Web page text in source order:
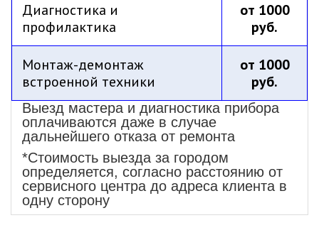
Диагностика и
профилактика
от 1000
руб.
Монтаж-демонтаж
встроенной техники
от 1000
руб.
Выезд мастера и диагностика прибора
оплачиваются даже в случае
дальнейшего отказа от ремонта
*Стоимость выезда за городом
определяется, согласно расстоянию от
сервисного центра до адреса клиента в
одну сторону